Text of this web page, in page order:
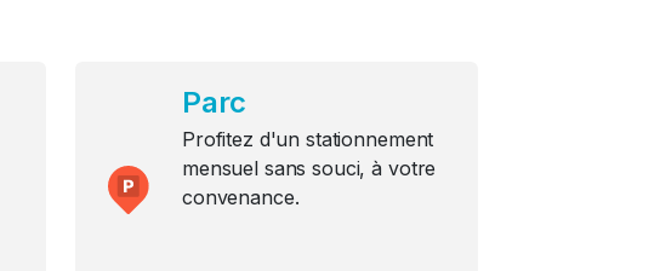
Parc
Profitez d'un stationnement
mensuel sans souci, à votre
convenance.